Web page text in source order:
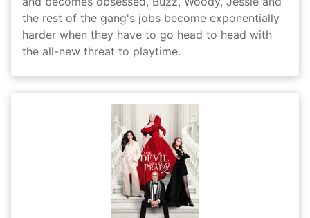
the rest of the gang's jobs become exponentially
harder when they have to go head to head with
the all-new threat to playtime.